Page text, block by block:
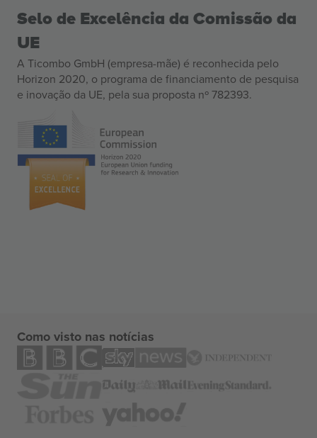
Selo de Excelência da Comissão da
UE
A Ticombo GmbH (empresa-mãe) é reconhecida pelo
Horizon 2020, o programa de financiamento de pesquisa
e inovação da UE, pela sua proposta nº 782393.
Como visto nas notícias